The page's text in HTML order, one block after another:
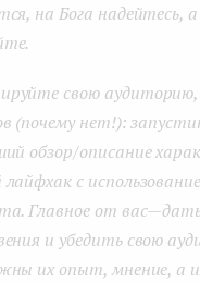
на Бога надейтесь,
свою аудиторию,
(почему нет!):
обзор/описание
с
Главное от вас —
и убедить свою
их опыт, мнение, а